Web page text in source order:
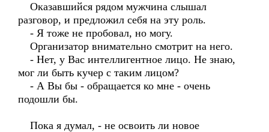
Оказавшийся рядом мужчина слышал
разговор, и предложил себя на эту роль.
- Я тоже не пробовал, но могу.
Организатор внимательно смотрит на него.
- Нет, у Вас интеллигентное лицо. Не знаю,
мог ли быть кучер с таким лицом?
- А Вы бы - обращается ко мне - очень
подошли бы.
Пока я думал, - не освоить ли новое